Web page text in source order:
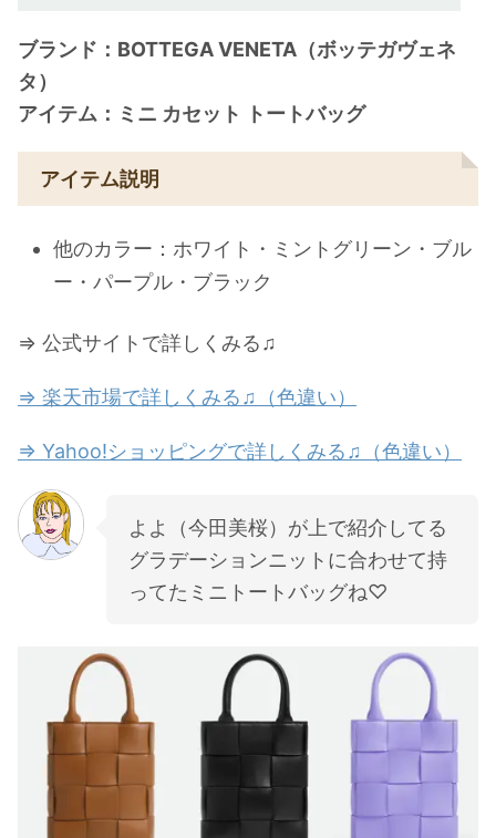
ブランド：BOTTEGA VENETA（ボッテガヴェネ
タ）
アイテム：ミニ カセット トートバッグ
アイテム説明
他のカラー：ホワイト・ミントグリーン・ブル
ー・パープル・ブラック
⇒ 公式サイトで詳しくみる♫
⇒ 楽天市場で詳しくみる♫（色違い）
⇒ Yahoo!ショッピングで詳しくみる♫（色違い）
よよ（今田美桜）が上で紹介してる
グラデーションニットに合わせて持
ってたミニトートバッグね♡